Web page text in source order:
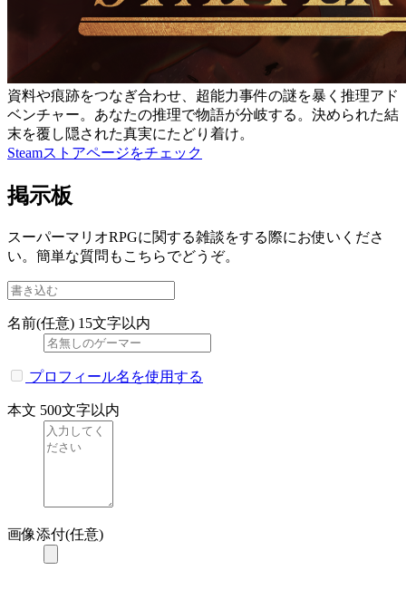
資料や痕跡をつなぎ合わせ、超能力事件の謎を暴く推理アド
ベンチャー。あなたの推理で物語が分岐する。決められた結
末を覆し隠された真実にたどり着け。
Steamストアページをチェック
掲示板
スーパーマリオRPGに関する雑談をする際にお使いくださ
い。簡単な質問もこちらでどうぞ。
名前(任意) 15文字以内
プロフィール名を使用する
本文 500文字以内
画像添付(任意)